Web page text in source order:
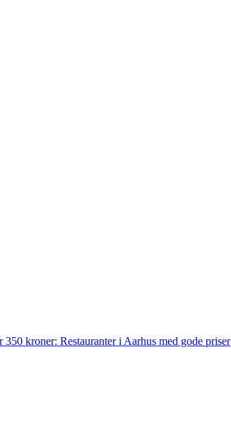
350 kroner: Restauranter i Aarhus med gode priser